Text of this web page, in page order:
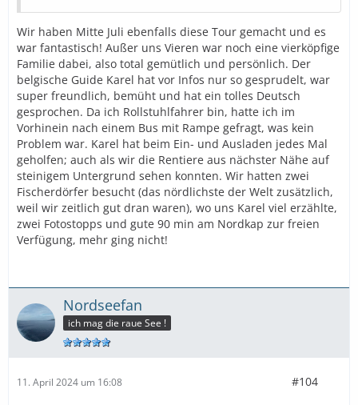
Wir haben Mitte Juli ebenfalls diese Tour gemacht und es
war fantastisch! Außer uns Vieren war noch eine vierköpfige
Familie dabei, also total gemütlich und persönlich. Der
belgische Guide Karel hat vor Infos nur so gesprudelt, war
super freundlich, bemüht und hat ein tolles Deutsch
gesprochen. Da ich Rollstuhlfahrer bin, hatte ich im
Vorhinein nach einem Bus mit Rampe gefragt, was kein
Problem war. Karel hat beim Ein- und Ausladen jedes Mal
geholfen; auch als wir die Rentiere aus nächster Nähe auf
steinigem Untergrund sehen konnten. Wir hatten zwei
Fischerdörfer besucht (das nördlichste der Welt zusätzlich,
weil wir zeitlich gut dran waren), wo uns Karel viel erzählte,
zwei Fotostopps und gute 90 min am Nordkap zur freien
Verfügung, mehr ging nicht!
Nordseefan
ich mag die raue See !
11. April 2024 um 16:08 #104